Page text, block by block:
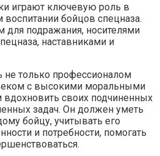
играют ключевую роль в
воспитании бойцов спецназа.
подражания, носителями
наставниками и
только профессионалом
с высокими моральными
своих подчиненных
задач. Он должен уметь
бойцу, учитывать его
и потребности, помогать